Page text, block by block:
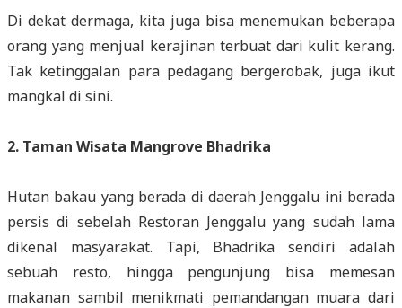
Di dekat dermaga, kita juga bisa menemukan beberapa
orang yang menjual kerajinan terbuat dari kulit kerang.
Tak ketinggalan para pedagang bergerobak, juga ikut
mangkal di sini.
2. Taman Wisata Mangrove Bhadrika
Hutan bakau yang berada di daerah Jenggalu ini berada
persis di sebelah Restoran Jenggalu yang sudah lama
dikenal masyarakat. Tapi, Bhadrika sendiri adalah
sebuah resto, hingga pengunjung bisa memesan
makanan sambil menikmati pemandangan muara dari